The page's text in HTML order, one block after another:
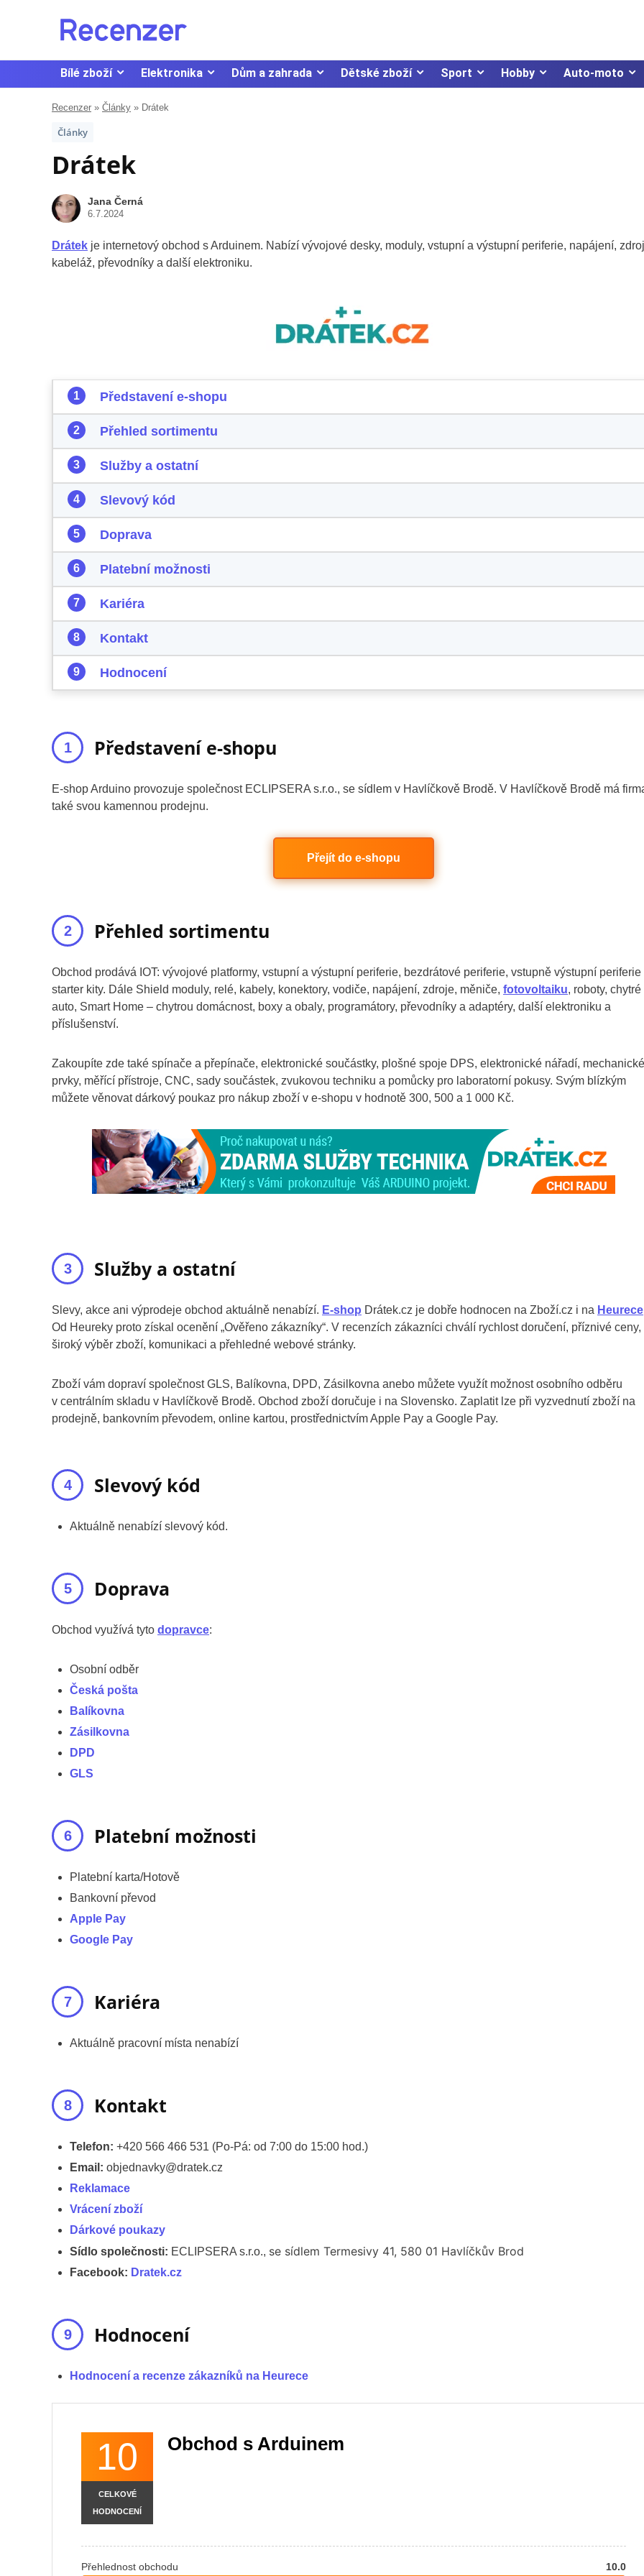
Bílé zboží Elektronika Dům a zahrada Dětské zboží Sport Hobby Auto-moto
Recenzer » Články » Drátek
Články
Drátek
Jana Černá
6.7.2024
Drátek je internetový obchod s Arduinem. Nabízí vývojové desky, moduly, vstupní a výstupní periferie, napájení,
kabeláž, převodníky a další elektroniku.
Představení e-shopu
Přehled sortimentu
Služby a ostatní
Slevový kód
Doprava
Platební možnosti
Kariéra
Kontakt
Hodnocení
Představení e-shopu
E-shop Arduino provozuje společnost ECLIPSERA s.r.o., se sídlem v Havlíčkově Brodě. V Havlíčkově Brodě má
také svou kamennou prodejnu.
Přejít do e-shopu
Přehled sortimentu
Obchod prodává IOT: vývojové platformy, vstupní a výstupní periferie, bezdrátové periferie, vstupně výstupní periferie
starter kity. Dále Shield moduly, relé, kabely, konektory, vodiče, napájení, zdroje, měniče, fotovoltaiku, roboty, chytré
auto, Smart Home – chytrou domácnost, boxy a obaly, programátory, převodníky a adaptéry, další elektroniku a
příslušenství.
Zakoupíte zde také spínače a přepínače, elektronické součástky, plošné spoje DPS, elektronické nářadí, mechanické
prvky, měřící přístroje, CNC, sady součástek, zvukovou techniku a pomůcky pro laboratorní pokusy. Svým blízkým
můžete věnovat dárkový poukaz pro nákup zboží v e-shopu v hodnotě 300, 500 a 1 000 Kč.
Služby a ostatní
Slevy, akce ani výprodeje obchod aktuálně nenabízí. E-shop Drátek.cz je dobře hodnocen na Zboží.cz i na Heurece
Od Heureky proto získal ocenění „Ověřeno zákazníky“. V recenzích zákazníci chválí rychlost doručení, příznivé ceny,
široký výběr zboží, komunikaci a přehledné webové stránky.
Zboží vám dopraví společnost GLS, Balíkovna, DPD, Zásilkovna anebo můžete využít možnost osobního odběru
v centrálním skladu v Havlíčkově Brodě. Obchod zboží doručuje i na Slovensko. Zaplatit lze při vyzvednutí zboží na
prodejně, bankovním převodem, online kartou, prostřednictvím Apple Pay a Google Pay.
Slevový kód
Aktuálně nenabízí slevový kód.
Doprava
Obchod využívá tyto dopravce:
Osobní odběr
Česká pošta
Balíkovna
Zásilkovna
DPD
GLS
Platební možnosti
Platební karta/Hotově
Bankovní převod
Apple Pay
Google Pay
Kariéra
Aktuálně pracovní místa nenabízí
Kontakt
Telefon: +420 566 466 531 (Po-Pá: od 7:00 do 15:00 hod.)
Email: objednavky@dratek.cz
Reklamace
Vrácení zboží
Dárkové poukazy
Sídlo společnosti: ECLIPSERA s.r.o., se sídlem Termesivy 41, 580 01 Havlíčkův Brod
Facebook: Dratek.cz
Hodnocení
Hodnocení a recenze zákazníků na Heurece
10
CELKOVÉ
HODNOCENÍ
Obchod s Arduinem
Přehlednost obchodu 10.0